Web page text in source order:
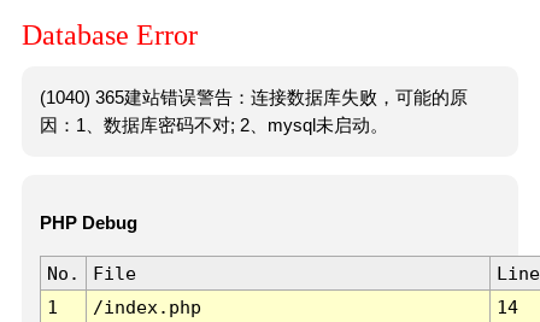
Database Error
(1040) 365建站错误警告：连接数据库失败，可能的原
因：1、数据库密码不对; 2、mysql未启动。
PHP Debug
No. File
Line
1
/index.php 14